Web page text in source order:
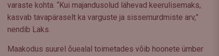
varaste kohta. “Kui majandusolud lähevad keerulisemaks,
kasvab tavapäraselt ka varguste ja sissemurdmiste arv,”
nendib Laks.
Maakodus suurel õuealal toimetades võib hoonete ümber